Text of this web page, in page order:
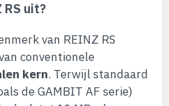
uit?
van REINZ RS
conventionele
kern. Terwijl standaard
de GAMBIT AF serie)